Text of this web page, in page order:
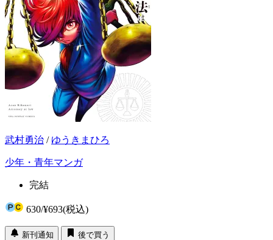
武村勇治 / ゆうきまひろ
少年・青年マンガ
完結
630/¥693(税込)
新刊通知
後で買う